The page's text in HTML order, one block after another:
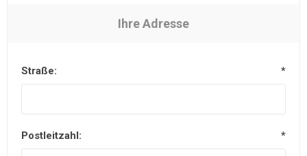
Ihre Adresse
Straße: *
Postleitzahl: *